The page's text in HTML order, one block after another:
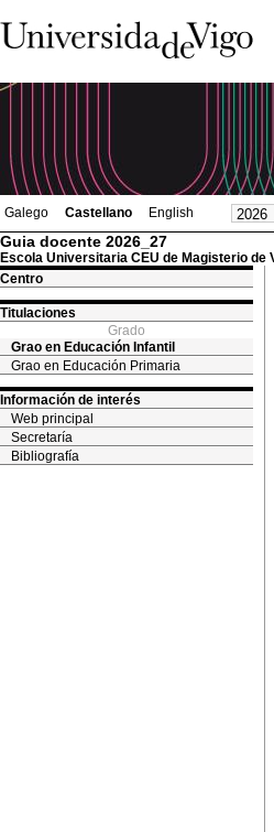
Galego Castellano English
Guia docente 2026_27
Escola Universitaria CEU de Magisterio de
Centro
Titulaciones
Grado
Grao en Educación Infantil
Grao en Educación Primaria
Información de interés
Web principal
Secretaría
Bibliografía